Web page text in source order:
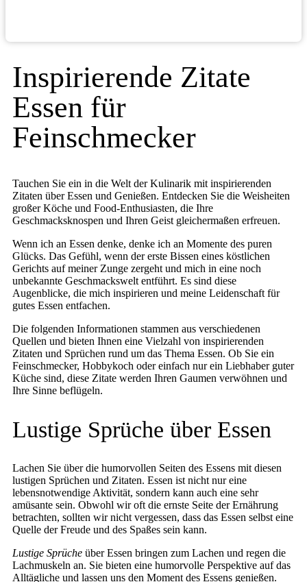
Inspirierende Zitate
Essen für
Feinschmecker
Tauchen Sie ein in die Welt der Kulinarik mit inspirierenden
Zitaten über Essen und Genießen. Entdecken Sie die Weisheiten
großer Köche und Food-Enthusiasten, die Ihre
Geschmacksknospen und Ihren Geist gleichermaßen erfreuen.
Wenn ich an Essen denke, denke ich an Momente des puren
Glücks. Das Gefühl, wenn der erste Bissen eines köstlichen
Gerichts auf meiner Zunge zergeht und mich in eine noch
unbekannte Geschmackswelt entführt. Es sind diese
Augenblicke, die mich inspirieren und meine Leidenschaft für
gutes Essen entfachen.
Die folgenden Informationen stammen aus verschiedenen
Quellen und bieten Ihnen eine Vielzahl von inspirierenden
Zitaten und Sprüchen rund um das Thema Essen. Ob Sie ein
Feinschmecker, Hobbykoch oder einfach nur ein Liebhaber guter
Küche sind, diese Zitate werden Ihren Gaumen verwöhnen und
Ihre Sinne beflügeln.
Lustige Sprüche über Essen
Lachen Sie über die humorvollen Seiten des Essens mit diesen
lustigen Sprüchen und Zitaten. Essen ist nicht nur eine
lebensnotwendige Aktivität, sondern kann auch eine sehr
amüsante sein. Obwohl wir oft die ernste Seite der Ernährung
betrachten, sollten wir nicht vergessen, dass das Essen selbst eine
Quelle der Freude und des Spaßes sein kann.
Lustige Sprüche über Essen bringen zum Lachen und regen die
Lachmuskeln an. Sie bieten eine humorvolle Perspektive auf das
Alltägliche und lassen uns den Moment des Essens genießen.